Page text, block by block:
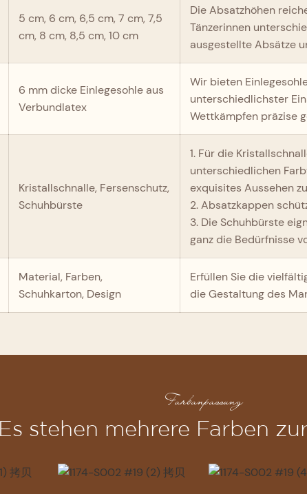
5 cm, 6 cm, 6,5 cm, 7 cm, 7,5
cm, 8 cm, 8,5 cm, 10 cm
Die Absatzhöhen
Tänzerinnen
ausgestellte Absätze
6 mm dicke Einlegesohle aus
Verbundlatex
Wir bieten
unterschiedlichster
Wettkämpfen präzise
Kristallschnalle, Fersenschutz,
Schuhbürste
1. Für die
unterschiedlichen
exquisites Aussehen
2. Absatzkappen
3. Die Schuhbürste
ganz die Bedürfnisse
Material, Farben,
Schuhkarton, Design
Erfüllen Sie die
die Gestaltung des
Farbanpassung
Es stehen mehrere Farben